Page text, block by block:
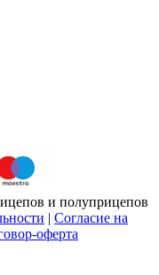
и полуприцепов
| Согласие на
оферта